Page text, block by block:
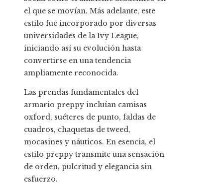
el que se movían. Más adelante, este
estilo fue incorporado por diversas
universidades de la Ivy League,
iniciando así su evolución hasta
convertirse en una tendencia
ampliamente reconocida.
Las prendas fundamentales del
armario preppy incluían camisas
oxford, suéteres de punto, faldas de
cuadros, chaquetas de tweed,
mocasines y náuticos. En esencia, el
estilo preppy transmite una sensación
de orden, pulcritud y elegancia sin
esfuerzo.